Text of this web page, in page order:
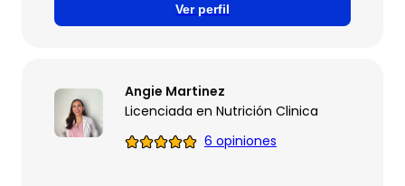
Ver perfil
Angie Martinez
Licenciada en Nutrición Clinica
6 opiniones